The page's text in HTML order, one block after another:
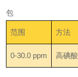
包
范围 方法
0-30.0 ppm 高碘酸